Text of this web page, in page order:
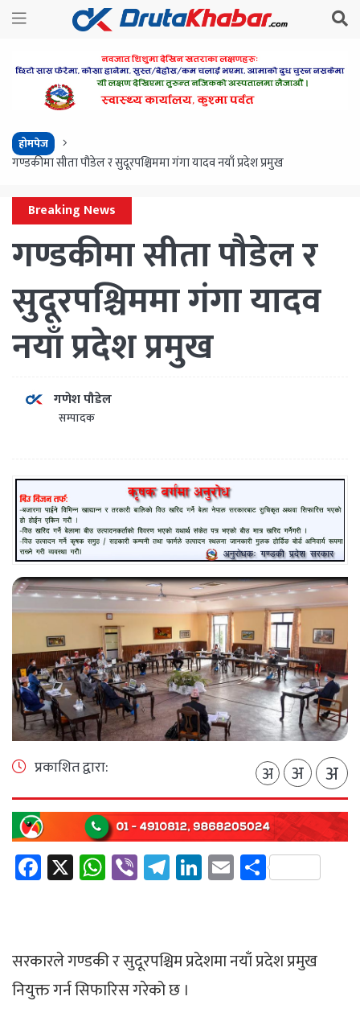
होमपेज
गण्डकीमा सीता पौडेल र सुदूरपश्चिममा गंगा यादव नयाँ प्रदेश प्रमुख
Breaking News
गण्डकीमा सीता पौडेल र
सुदूरपश्चिममा गंगा यादव
नयाँ प्रदेश प्रमुख
गणेश पौडेल
सम्पादक
प्रकाशित द्वारा: अ अ अ
Facebook
X WhatsApp
ViberTelegram
LinkedIn
EmailShare
सरकारले गण्डकी र सुदूरपश्चिम प्रदेशमा नयाँ प्रदेश प्रमुख
नियुक्त गर्न सिफारिस गरेको छ ।